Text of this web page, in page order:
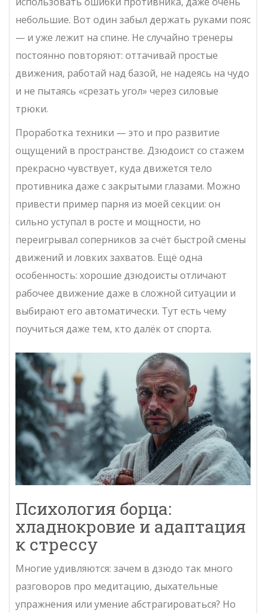
небольшие. Вот один забыл держать руками пояс
— и уже лежит на спине. Не случайно тренеры
постоянно повторяют: оттачивай простые
движения, работай над базой, не надеясь на чудо
и не пытаясь «срезать угол» через силовые
трюки.
Проработка техники — это и про развитие
ощущений в пространстве. Дзюдоист со стажем
прекрасно чувствует, куда движется тело
противника даже с закрытыми глазами. Можно
привести пример парня из моей секции: он
сильно уступал в росте и мощности, но
переигрывал соперников за счёт быстрой смены
движений и ловких захватов. Ещё одна
особенность: хорошие дзюдоисты отличают
рабочее движение даже в сложной ситуации и
выбирают его автоматически. Тут есть чему
поучиться даже тем, кто далёк от спорта.
Психология борца:
хладнокровие и адаптация
к стрессу
Многие удивляются: зачем в дзюдо так много
разговоров про медитацию, дыхательные
упражнения или умение абстрагироваться? Но